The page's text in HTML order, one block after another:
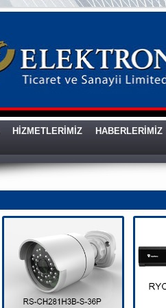
HİZMETLERİMİZ HABERLERİMİZ